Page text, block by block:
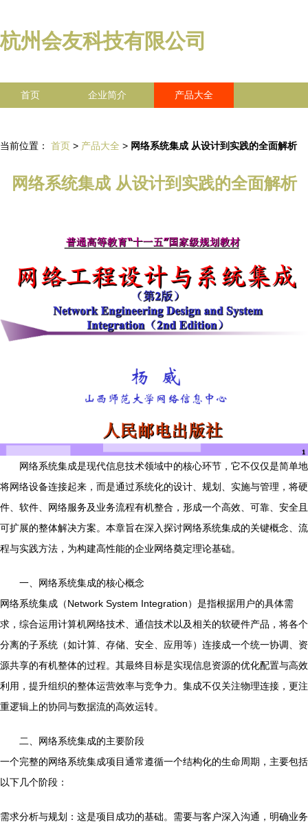
杭州会友科技有限公司
首页 企业简介 产品大全
当前位置： 首页 > 产品大全 > 网络系统集成 从设计到实践的全面解析
网络系统集成 从设计到实践的全面解析
网络系统集成是现代信息技术领域中的核心环节，它不仅仅是简单地
将网络设备连接起来，而是通过系统化的设计、规划、实施与管理，将硬
件、软件、网络服务及业务流程有机整合，形成一个高效、可靠、安全且
可扩展的整体解决方案。本章旨在深入探讨网络系统集成的关键概念、流
程与实践方法，为构建高性能的企业网络奠定理论基础。
一、网络系统集成的核心概念
网络系统集成（Network System Integration）是指根据用户的具体需
求，综合运用计算机网络技术、通信技术以及相关的软硬件产品，将各个
分离的子系统（如计算、存储、安全、应用等）连接成一个统一协调、资
源共享的有机整体的过程。其最终目标是实现信息资源的优化配置与高效
利用，提升组织的整体运营效率与竞争力。集成不仅关注物理连接，更注
重逻辑上的协同与数据流的高效运转。
二、网络系统集成的主要阶段
一个完整的网络系统集成项目通常遵循一个结构化的生命周期，主要包括
以下几个阶段：
需求分析与规划：这是项目成功的基础。需要与客户深入沟通，明确业务